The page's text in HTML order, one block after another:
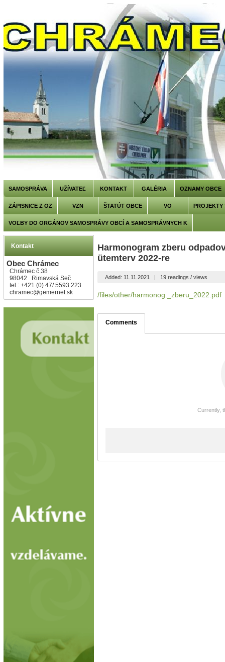
SAMOSPRÁVA UŽÍVATEĽ KONTAKT GALÉRIA OZNAMY OBCE
ZÁPISNICE Z OZ VZN ŠTATÚT OBCE VO PROJEKTY
VOĽBY DO ORGÁNOV SAMOSPRÁVY OBCÍ A SAMOSPRÁVNYCH K
Kontakt
Obec Chrámec
Chrámec č.38
98042 Rimavská Seč
tel.: +421 (0) 47/ 5593 223
chramec@gemernet.sk
Harmonogram zberu
ütemterv 2022-re
Added: 11.11.2021 | 19 readings / views
/files/other/harmonog._zberu_2022.pdf
Comments
Currently,